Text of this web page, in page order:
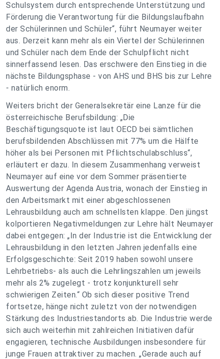
Schulsystem durch entsprechende Unterstützung und
Förderung die Verantwortung für die Bildungslaufbahn
der Schülerinnen und Schüler“, führt Neumayer weiter
aus. Derzeit kann mehr als ein Viertel der Schülerinnen
und Schüler nach dem Ende der Schulpflicht nicht
sinnerfassend lesen. Das erschwere den Einstieg in die
nächste Bildungsphase - von AHS und BHS bis zur Lehre
- natürlich enorm.
Weiters bricht der Generalsekretär eine Lanze für die
österreichische Berufsbildung: „Die
Beschäftigungsquote ist laut OECD bei sämtlichen
berufsbildenden Abschlüssen mit 77% um die Hälfte
höher als bei Personen mit Pflichtschulabschluss“,
erläutert er dazu. In diesem Zusammenhang verweist
Neumayer auf eine vor dem Sommer präsentierte
Auswertung der Agenda Austria, wonach der Einstieg in
den Arbeitsmarkt mit einer abgeschlossenen
Lehrausbildung auch am schnellsten klappe. Den jüngst
kolportieren Negativmeldungen zur Lehre hält Neumayer
dabei entgegen: „In der Industrie ist die Entwicklung der
Lehrausbildung in den letzten Jahren jedenfalls eine
Erfolgsgeschichte: Seit 2019 haben sowohl unsere
Lehrbetriebs- als auch die Lehrlingszahlen um jeweils
mehr als 2% zugelegt - trotz konjunkturell sehr
schwierigen Zeiten.“ Ob sich dieser positive Trend
fortsetze, hänge nicht zuletzt von der notwendigen
Stärkung des Industriestandorts ab. Die Industrie werde
sich auch weiterhin mit zahlreichen Initiativen dafür
engagieren, technische Ausbildungen insbesondere für
junge Frauen attraktiver zu machen. „Gerade auch auf